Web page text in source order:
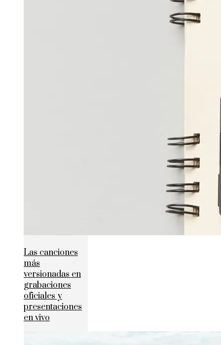
Las canciones
más
versionadas en
grabaciones
oficiales y
presentaciones
en vivo